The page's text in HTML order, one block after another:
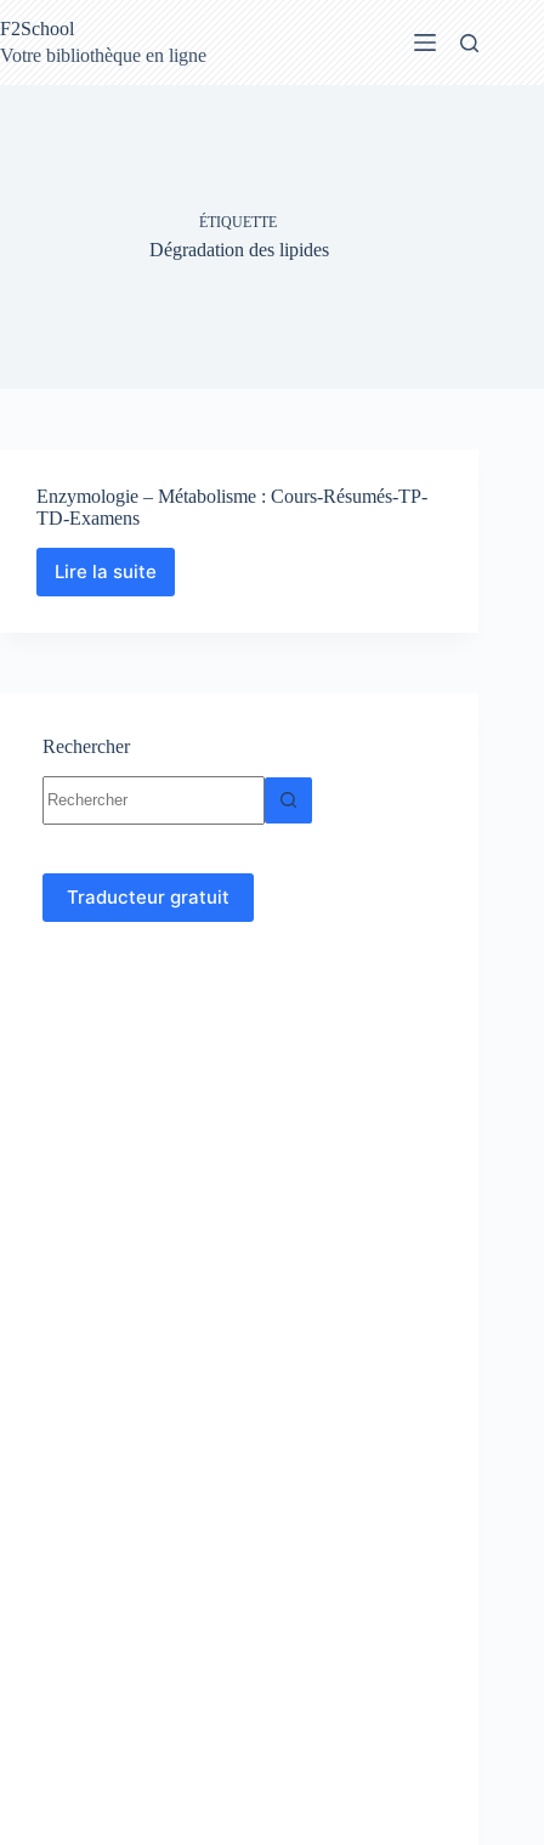
au
contenu
F2School
Votre bibliothèque en ligne
ÉTIQUETTE
Dégradation des lipides
Enzymologie – Métabolisme : Cours-Résumés-TP-
TD-Examens
Lire la suiteEnzymologie
TD-
Rechercher
résultat
Traducteur gratuit